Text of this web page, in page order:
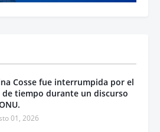
Cosse fue interrumpida por el
tiempo durante un discurso
01, 2026